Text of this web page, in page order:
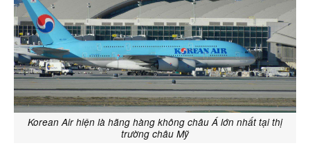
Korean Air hiện là hãng hàng không châu Á lớn nhất tại thị
trường châu Mỹ